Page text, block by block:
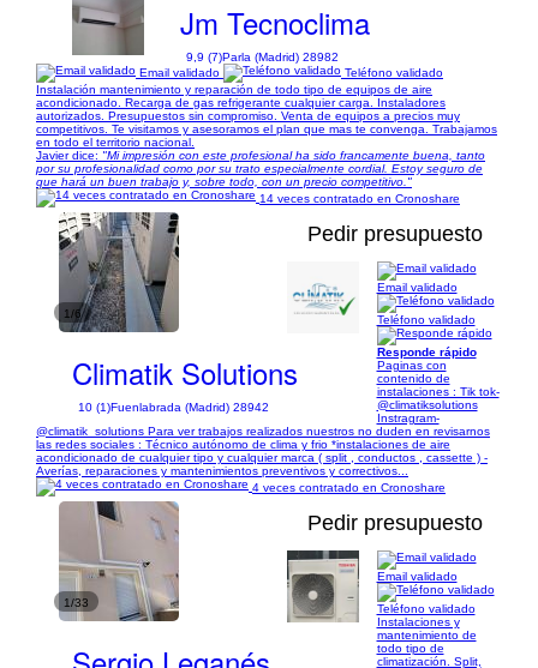
Jm Tecnoclima
9,9 (7)Parla (Madrid) 28982
Email validado
Teléfono validado
Instalación mantenimiento y reparación de todo tipo de equipos de aire
acondicionado. Recarga de gas refrigerante cualquier carga. Instaladores
autorizados. Presupuestos sin compromiso. Venta de equipos a precios muy
competitivos. Te visitamos y asesoramos el plan que mas te convenga. Trabajamos
en todo el territorio nacional.
Javier dice: "Mi impresión con este profesional ha sido francamente buena, tanto
por su profesionalidad como por su trato especialmente cordial. Estoy seguro de
que hará un buen trabajo y, sobre todo, con un precio competitivo."
14 veces contratado en Cronoshare
1/6
Pedir presupuesto
Climatik Solutions
10 (1)Fuenlabrada (Madrid) 28942
Email validado
Teléfono validado
Responde rápido
Paginas con
contenido de
instalaciones : Tik tok-
@climatiksolutions
Instragram-
@climatik_solutions Para ver trabajos realizados nuestros no duden en revisarnos
las redes sociales : Técnico autónomo de clima y frio *instalaciones de aire
acondicionado de cualquier tipo y cualquier marca ( split , conductos , cassette ) -
Averías, reparaciones y mantenimientos preventivos y correctivos...
4 veces contratado en Cronoshare
1/33
Pedir presupuesto
Email validado
Teléfono validado
Instalaciones y
mantenimiento de
todo tipo de
climatización. Split,